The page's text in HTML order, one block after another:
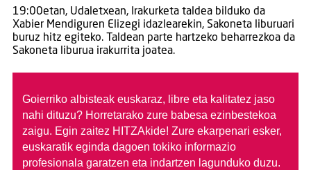
19:00etan, Udaletxean, Irakurketa taldea bilduko da
Xabier Mendiguren Elizegi idazlearekin, Sakoneta liburuari
buruz hitz egiteko. Taldean parte hartzeko beharrezkoa da
Sakoneta liburua irakurrita joatea.
Goierriko albisteak euskaraz, libre eta kalitatez jaso
nahi dituzu? Horretarako zure babesa ezinbestekoa
zaigu. Egin zaitez HITZAkide! Zure ekarpenari esker,
euskaratik eginda dagoen tokiko informazio
profesionala garatzen eta indartzen lagunduko duzu.